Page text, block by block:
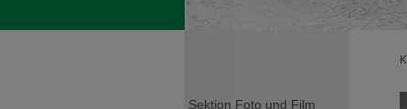
Sektion Foto und Film